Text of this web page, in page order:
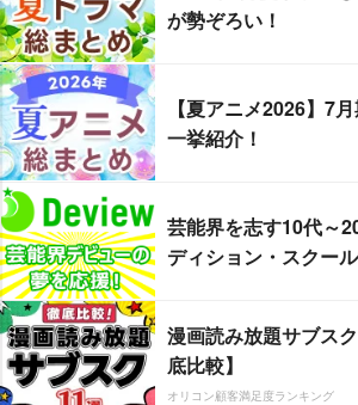
が勢ぞろい！
【夏アニメ2026】7
一挙紹介！
芸能界を志す10代～
ディション・スクー
漫画読み放題サブス
底比較】
オリコン顧客満足度ランキング